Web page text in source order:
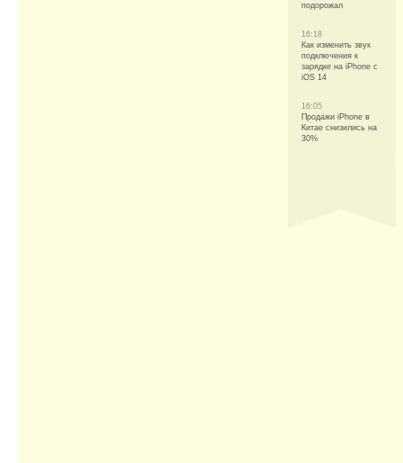
подорожал
16:18
Как изменить звук
подключения к
зарядке на iPhone с
iOS 14
16:05
Продажи iPhone в
Китае снизились на
30%